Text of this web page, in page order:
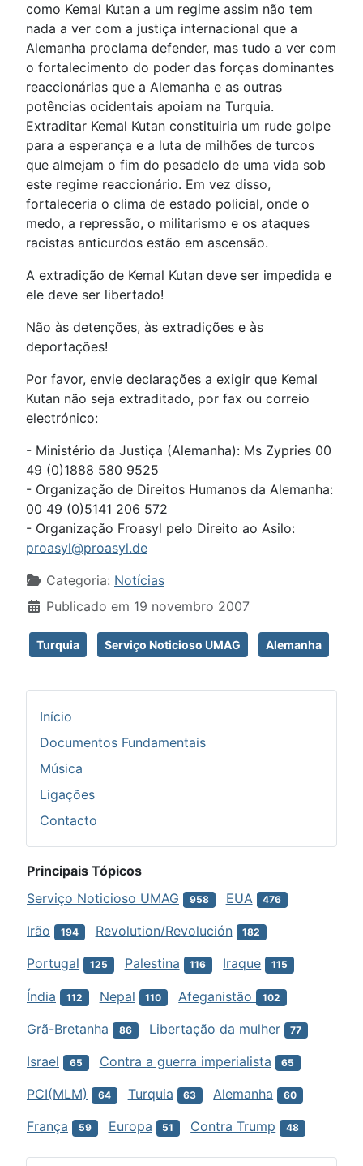
como Kemal Kutan a um regime assim não tem
nada a ver com a justiça internacional que a
Alemanha proclama defender, mas tudo a ver com
o fortalecimento do poder das forças dominantes
reaccionárias que a Alemanha e as outras
potências ocidentais apoiam na Turquia.
Extraditar Kemal Kutan constituiria um rude golpe
para a esperança e a luta de milhões de turcos
que almejam o fim do pesadelo de uma vida sob
este regime reaccionário. Em vez disso,
fortaleceria o clima de estado policial, onde o
medo, a repressão, o militarismo e os ataques
racistas anticurdos estão em ascensão.
A extradição de Kemal Kutan deve ser impedida e
ele deve ser libertado!
Não às detenções, às extradições e às
deportações!
Por favor, envie declarações a exigir que Kemal
Kutan não seja extraditado, por fax ou correio
electrónico:
- Ministério da Justiça (Alemanha): Ms Zypries 00
49 (0)1888 580 9525
- Organização de Direitos Humanos da Alemanha:
00 49 (0)5141 206 572
- Organização Froasyl pelo Direito ao Asilo:
proasyl@proasyl.de
Detalhes
Categoria: Notícias
Publicado em 19 novembro 2007
Turquia Serviço Noticioso UMAG Alemanha
Início
Documentos Fundamentais
Música
Ligações
Contacto
Principais Tópicos
Serviço Noticioso UMAG
958 EUA 476
Irão 194 Revolution/Revolución 182
Portugal 125 Palestina 116 Iraque 115
Índia 112 Nepal 110 Afeganistão 102
Grã-Bretanha 86 Libertação da mulher 77
Israel 65 Contra a guerra imperialista 65
PCI(MLM) 64 Turquia 63 Alemanha 60
França 59 Europa 51 Contra Trump 48